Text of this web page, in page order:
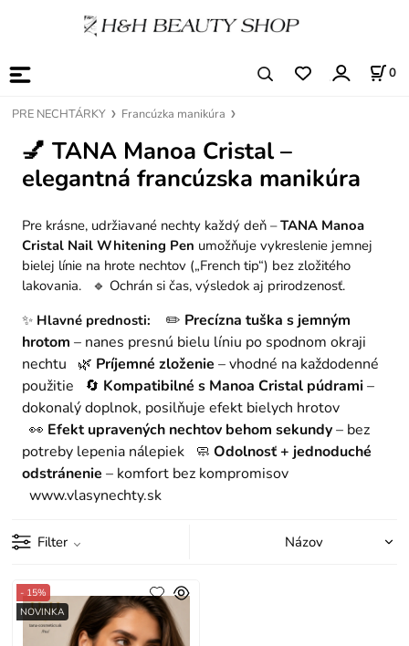
0
PRE NECHTÁRKY Francúzka manikúra
💅 TANA Manoa Cristal –
elegantná francúzska manikúra
Pre krásne, udržiavané nechty každý deň –TANA Manoa
Cristal Nail Whitening Pen umožňuje vykreslenie jemnej
bielej línie na hrote nechtov („French tip“) bez zložitého
lakovania. 🔹 Ochrán si čas, výsledok aj prirodzenosť.
✨ Hlavné prednosti: ✏️ Precízna tuška s jemným
hrotom – nanes presnú bielu líniu po spodnom okraji
nechtu 🌿 Príjemné zloženie – vhodné na každodenné
použitie 🔄 Kompatibilné s Manoa Cristal púdrami–
dokonalý doplnok, posilňuje efekt bielych hrotov
👀 Efekt upravených nechtov behom sekundy– bez
potreby lepenia nálepiek 🧼 Odolnosť + jednoduché
odstránenie – komfort bez kompromisov
www.vlasynechty.sk
Filter
- 15%
NOVINKA